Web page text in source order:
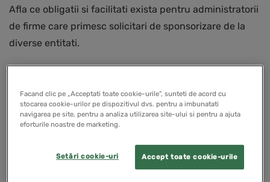
Afla ce obligatii si facilitati exista pentru administratorii
de firme care primesc solicitari de sponsorizare de la
diverse entitati.
Facand clic pe „Acceptati toate cookie-urile”, sunteti de acord cu
stocarea cookie-urilor pe dispozitivul dvs. pentru a imbunatati
navigarea pe site, pentru a analiza utilizarea site-ului si pentru a ajuta
eforturile noastre de marketing.
Accept toate cookie-urile
Setări cookie-uri